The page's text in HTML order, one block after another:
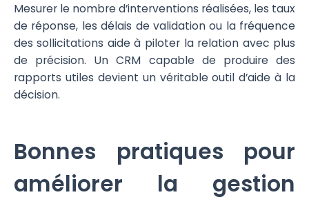
Mesurer le nombre d’interventions réalisées, les taux
de réponse, les délais de validation ou la fréquence
des sollicitations aide à piloter la relation avec plus
de précision. Un CRM capable de produire des
rapports utiles devient un véritable outil d’aide à la
décision.
Bonnes pratiques pour
améliorer la gestion